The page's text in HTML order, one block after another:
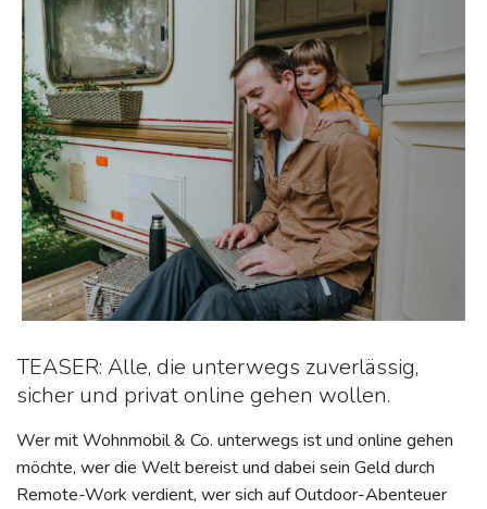
TEASER: Alle, die unterwegs zuverlässig,
sicher und privat online gehen wollen.
Wer mit Wohnmobil & Co. unterwegs ist und online gehen
möchte, wer die Welt bereist und dabei sein Geld durch
Remote-Work verdient, wer sich auf Outdoor-Abenteuer